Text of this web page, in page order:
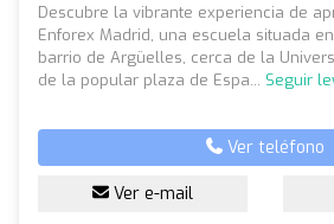
Descubre la vibrante experiencia de
Enforex Madrid, una escuela situada
barrio de Argüelles, cerca de la
de la popular plaza de Espa... Seguir
Ver teléfono
Ver e-mail